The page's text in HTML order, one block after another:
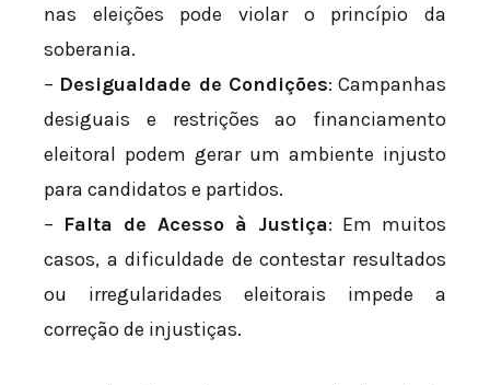
nas eleições pode violar o princípio da
soberania.
– Desigualdade de Condições: Campanhas
desiguais e restrições ao financiamento
eleitoral podem gerar um ambiente injusto
para candidatos e partidos.
– Falta de Acesso à Justiça: Em muitos
casos, a dificuldade de contestar resultados
ou irregularidades eleitorais impede a
correção de injustiças.